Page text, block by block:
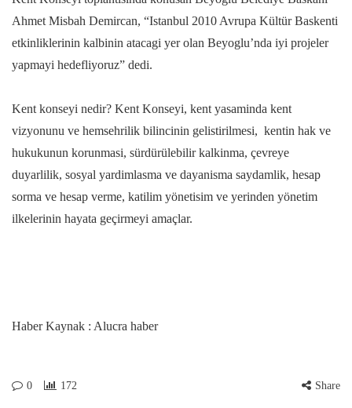
Ahmet Misbah Demircan, “Istanbul 2010 Avrupa Kültür Baskenti
etkinliklerinin kalbinin atacagi yer olan Beyoglu’nda iyi projeler
yapmayi hedefliyoruz” dedi.
Kent konseyi nedir? Kent Konseyi, kent yasaminda kent
vizyonunu ve hemsehrilik bilincinin gelistirilmesi, kentin hak ve
hukukunun korunmasi, sürdürülebilir kalkinma, çevreye
duyarlilik, sosyal yardimlasma ve dayanisma saydamlik, hesap
sorma ve hesap verme, katilim yönetisim ve yerinden yönetim
ilkelerinin hayata geçirmeyi amaçlar.
Haber Kaynak : Alucra haber
0 172 Share